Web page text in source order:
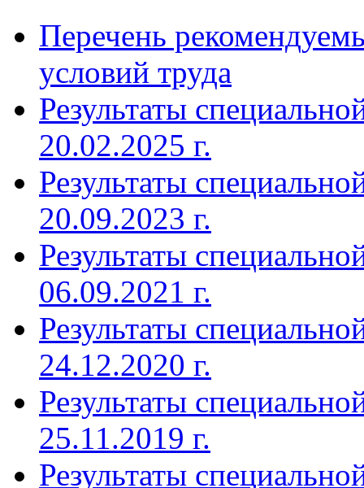
Перечень
условий труда
Результаты
20.02.2025 г.
Результаты
20.09.2023 г.
Результаты
06.09.2021 г.
Результаты
24.12.2020 г.
Результаты
25.11.2019 г.
Результаты